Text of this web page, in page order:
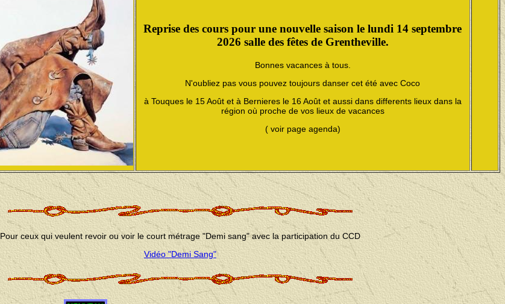
Reprise des cours pour une nouvelle saison le lundi 14 septembre
2026 salle des fêtes de Grentheville.
Bonnes vacances à tous.
N'oubliez pas vous pouvez toujours danser cet été avec Coco
à Touques le 15 Août et à Bernieres le 16 Août et aussi dans differents lieux dans la
région où proche de vos lieux de vacances
( voir page agenda)
Pour ceux qui veulent revoir ou voir le court métrage "Demi sang" avec la participation du CCD
Vidéo "Demi Sang"